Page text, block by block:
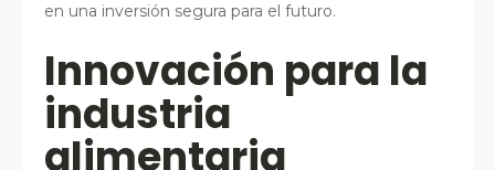
en una inversión segura para el futuro.
Innovación para la
industria
alimentaria